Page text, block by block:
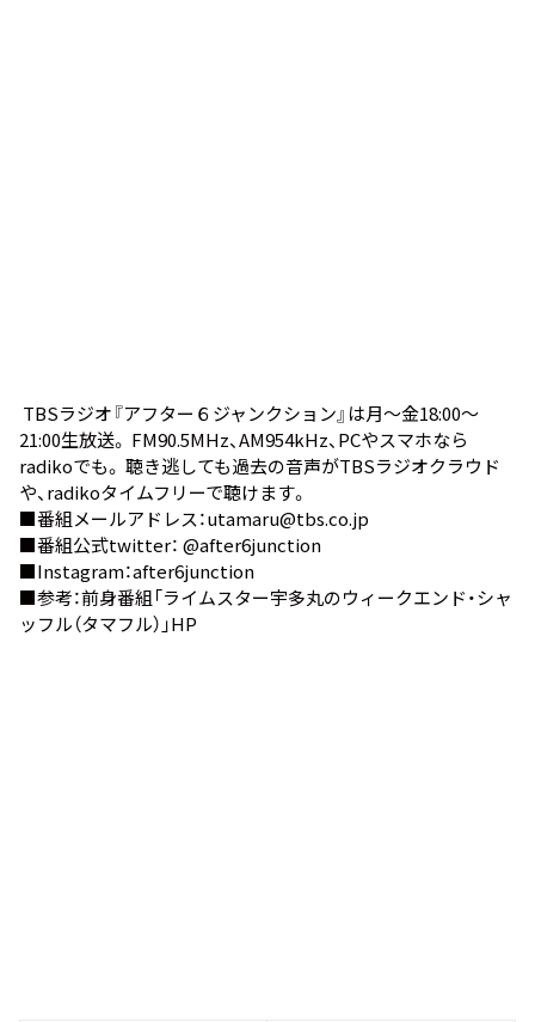
TBSラジオ『アフター６ジャンクション』は月～金18:00～
21:00生放送。 FM90.5MHz、AM954kHz、PCやスマホなら
radikoでも。 聴き逃しても過去の音声がTBSラジオクラウド
や、 radikoタイムフリーで聴けます。
■番組メールアドレス：utamaru@tbs.co.jp
■番組公式twitter： @after6junction
■Instagram：after6junction
■参考：前身番組「ライムスター宇多丸のウィークエンド・シャ
ッフル（タマフル）」HP